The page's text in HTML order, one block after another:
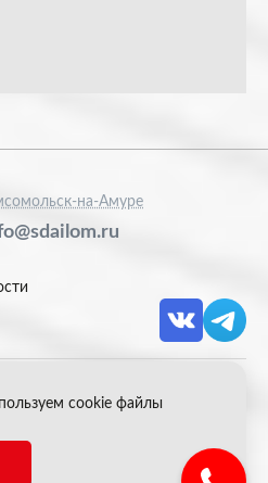
на-Амуре
не являются публичной
cookie файлы